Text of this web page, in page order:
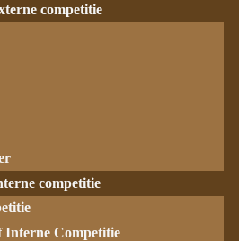
competitie
competitie
Interne Competitie